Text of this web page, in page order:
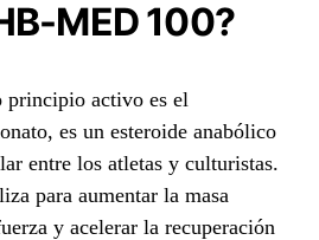
MED 100?
activo es el
es un esteroide anabólico
entre los atletas y culturistas.
para aumentar la masa
y acelerar la recuperación